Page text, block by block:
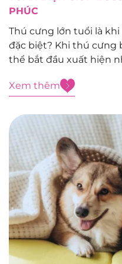
PHÚC
Thú cưng lớn tuổi là khi
đặc biệt? Khi thú cưng
thể bắt đầu xuất hiện
yếu. Đây...
Xem thêm